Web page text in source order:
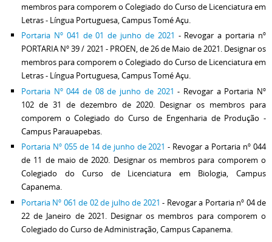
membros para comporem o Colegiado do Curso de Licenciatura em
Letras - Língua Portuguesa, Campus Tomé Açu.
Portaria Nº 041 de 01 de junho de 2021 - Revogar a portaria nº
PORTARIA Nº 39 / 2021 - PROEN, de 26 de Maio de 2021. Designar os
membros para comporem o Colegiado do Curso de Licenciatura em
Letras - Língua Portuguesa, Campus Tomé Açu.
Portaria Nº 044 de 08 de junho de 2021 - Revogar a Portaria Nº
102 de 31 de dezembro de 2020. Designar os membros para
comporem o Colegiado do Curso de Engenharia de Produção -
Campus Parauapebas.
Portaria Nº 055 de 14 de junho de 2021 - Revogar a Portaria nº 044
de 11 de maio de 2020. Designar os membros para comporem o
Colegiado do Curso de Licenciatura em Biologia, Campus
Capanema.
Portaria Nº 061 de 02 de julho de 2021 - Revogar a Portaria nº 04 de
22 de Janeiro de 2021. Designar os membros para comporem o
Colegiado do Curso de Administração, Campus Capanema.